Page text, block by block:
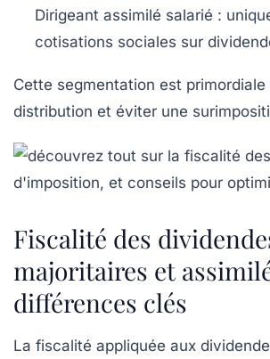
Dirigeant assimilé salarié :
cotisations sociales sur
Cette segmentation est
distribution et éviter une
Fiscalité des
majoritaires et
différences clés
La fiscalité appliquée aux